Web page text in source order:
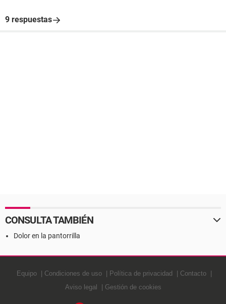
9 respuestas
CONSULTA TAMBIÉN
Dolor en la pantorrilla
Equipo Condiciones de uso Política de privacidad
Contacto
Aviso legal
Gestión de cookies